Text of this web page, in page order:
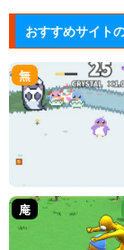
おすすめサイト
無
庵